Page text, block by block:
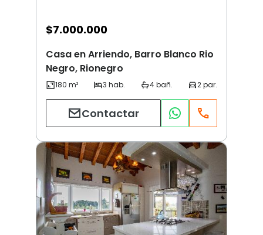
$7.000.000
Casa en Arriendo, Barro Blanco Rio
Negro, Rionegro
Contactar